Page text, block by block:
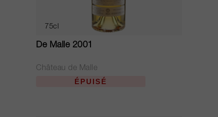
75cl
De Malle 2001
Château de Malle
ÉPUISÉ